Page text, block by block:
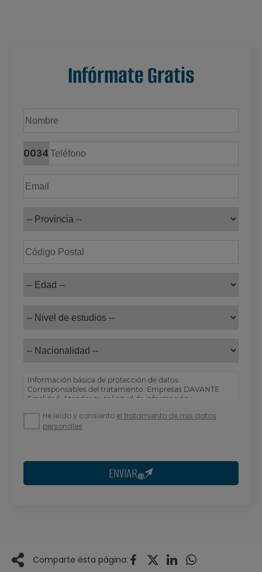
Infórmate Gratis
0034
Información básica de protección de datos:
Corresponsables del tratamiento: Empresas DAVANTE
Finalidad: Atender su solicitud de información y
Derechos: Puede acceder, rectificar y suprimir sus
datos, así como otros derechos tal y como se explica en
He leído y consiento el tratamiento de mis datos
personales
ENVIAR
Comparte ésta página: